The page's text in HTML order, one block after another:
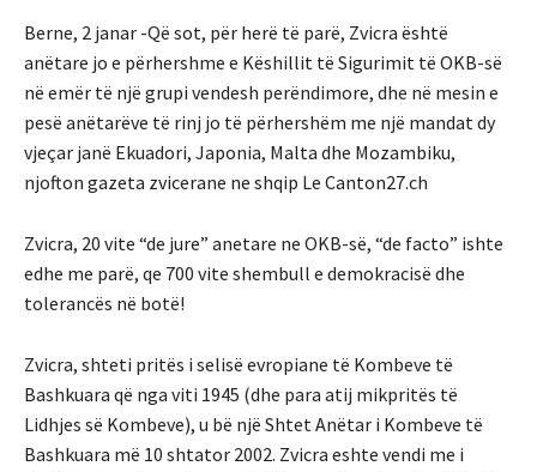
Berne, 2 janar -Që sot, për herë të parë, Zvicra është
anëtare jo e përhershme e Këshillit të Sigurimit të OKB-së
në emër të një grupi vendesh perëndimore, dhe në mesin e
pesë anëtarëve të rinj jo të përhershëm me një mandat dy
vjeçar janë Ekuadori, Japonia, Malta dhe Mozambiku,
njofton gazeta zvicerane ne shqip Le Canton27.ch
Zvicra, 20 vite “de jure” anetare ne OKB-së, “de facto” ishte
edhe me parë, qe 700 vite shembull e demokracisë dhe
tolerancës në botë!
Zvicra, shteti pritës i selisë evropiane të Kombeve të
Bashkuara që nga viti 1945 (dhe para atij mikpritës të
Lidhjes së Kombeve), u bë një Shtet Anëtar i Kombeve të
Bashkuara më 10 shtator 2002. Zvicra eshte vendi me i